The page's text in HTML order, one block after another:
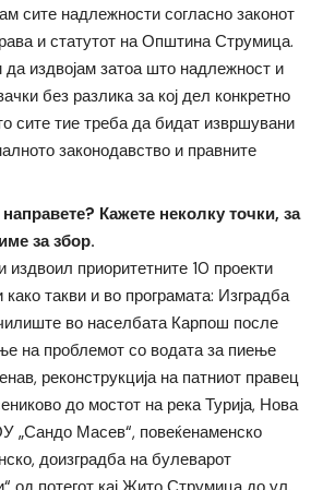
сите надлежности согласно законот
и статутот на Општина Струмица.
издвојам затоа што надлежност и
без разлика за кој дел конкретно
сите тие треба да бидат извршувани
законодавство и правните
Кажете неколку точки, за
за збор.
издвоил приоритетните 10 проекти
такви и во програмата: Изградба
во населбата Карпош после
на проблемот со водата за пиење
реконструкција на патниот правец
до мостот на река Турија, Нова
„Сандо Масев“, повеќенаменско
доизградба на булеварот